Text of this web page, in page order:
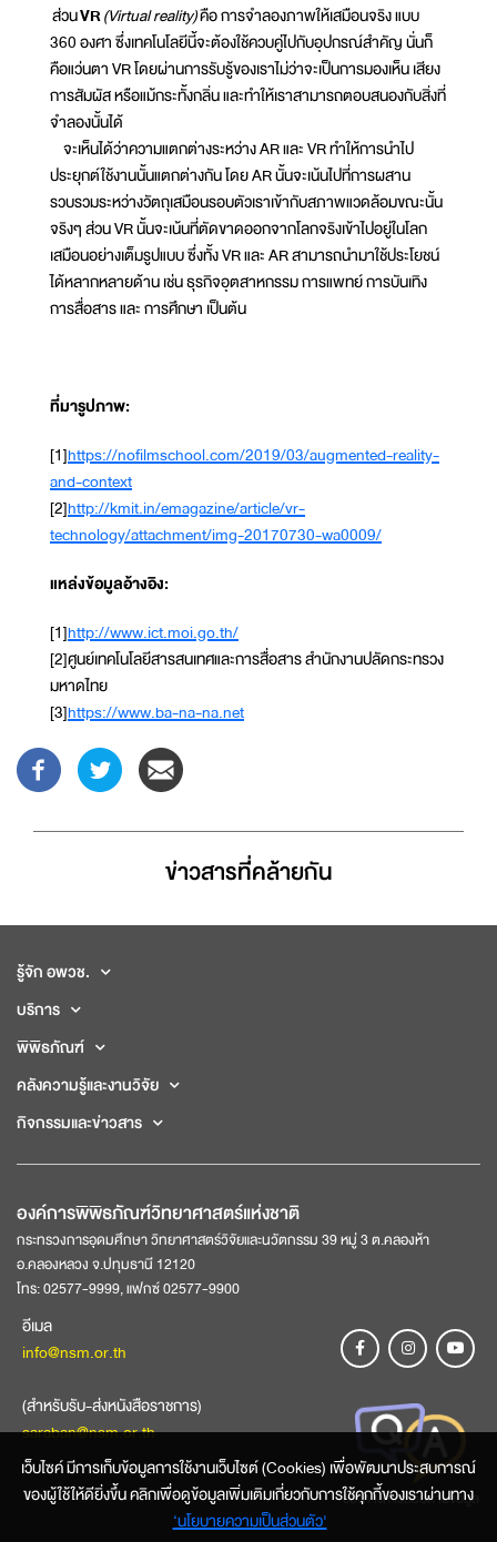
ส่วนVR(Virtual reality)คือ การจำลองภาพให้เสมือนจริง แบบ
360 องศา ซึ่งเทคโนโลยีนี้จะต้องใช้ควบคู่ไปกับอุปกรณ์สำคัญ นั่นก็
คือแว่นตา VR โดยผ่านการรับรู้ของเราไม่ว่าจะเป็นการมองเห็น เสียง
การสัมผัส หรือแม้กระทั้งกลิ่น และทำให้เราสามารถตอบสนองกับสิ่งที่
จำลองนั้นได้
จะเห็นได้ว่าความแตกต่างระหว่าง AR และ VR ทำให้การนำไป
ประยุกต์ใช้งานนั้นแตกต่างกัน โดย AR นั้นจะเน้นไปที่การผสาน
รวบรวมระหว่างวัตถุเสมือนรอบตัวเราเข้ากับสภาพแวดล้อมขณะนั้น
จริงๆ ส่วน VR นั้นจะเน้นที่ตัดขาดออกจากโลกจริงเข้าไปอยู่ในโลก
เสมือนอย่างเต็มรูปแบบ ซึ่งทั้ง VR และ AR สามารถนำมาใช้ประโยชน์
ได้หลากหลายด้าน เช่น ธุรกิจอุตสาหกรรม การแพทย์ การบันเทิง
การสื่อสาร และ การศึกษา เป็นต้น
ที่มารูปภาพ:
[1]https://nofilmschool.com/2019/03/augmented-reality-
and-context
[2]http://kmit.in/emagazine/article/vr-
technology/attachment/img-20170730-wa0009/
แหล่งข้อมูลอ้างอิง:
[1]http://www.ict.moi.go.th/
[2]ศูนย์เทคโนโลยีสารสนเทศและการสื่อสาร สำนักงานปลัดกระทรวง
มหาดไทย
[3]https://www.ba-na-na.net
ข่าวสารที่่คล้ายกัน
รู้จัก อพวช.
บริการ
พิพิธภัณฑ์
คลังความรู้และงานวิจัย
กิจกรรมและข่าวสาร
องค์การพิพิธภัณฑ์วิทยาศาสตร์แห่งชาติ
กระทรวงการอุดมศึกษา วิทยาศาสตร์วิจัยและนวัตกรรม 39 หมู่ 3 ต.คลองห้า
อ.คลองหลวง จ.ปทุมธานี 12120
โทร: 02577-9999, แฟกซ์ 02577-9900
อีเมล
info@nsm.or.th
(สำหรับรับ-ส่งหนังสือราชการ)
saraban@nsm.or.th
ช่องทางการสอบถามข้อมูล
เว็บไซค์ มีการเก็บข้อมูลการใช้งานเว็บไซต์ (Cookies) เพื่อพัฒนาประสบการณ์
ของผู้ใช้ให้ดียิ่งขึ้น คลิกเพื่อดูข้อมูลเพิ่มเติมเกี่ยวกับการใช้คุกกี้ของเราผ่านทาง
‘นโยบายความเป็นส่วนตัว'